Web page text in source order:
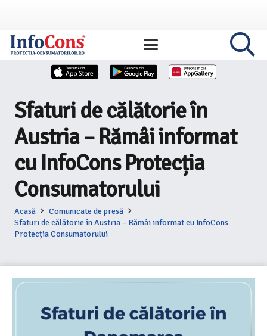
Sfaturi de călătorie în
Austria – Rămâi informat
cu InfoCons Protecția
Consumatorului
Acasă
Comunicate de presă
Sfaturi de călătorie în Austria – Rămâi informat cu InfoCons
Protecția Consumatorului